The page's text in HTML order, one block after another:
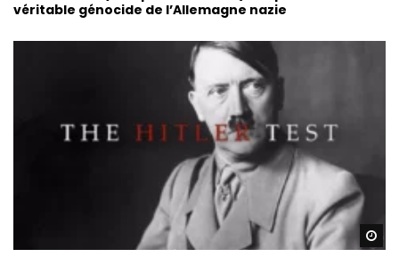
véritable génocide de l’Allemagne nazie